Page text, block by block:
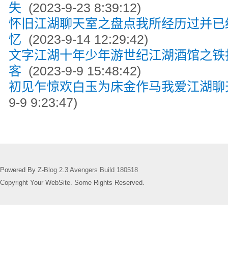
失 (2023-9-23 8:39:12)
怀旧江湖聊天室之盘点我所经历过并
忆 (2023-9-14 12:29:42)
文字江湖十年少年游世纪江湖酒馆之
客 (2023-9-9 15:48:42)
初见乍惊欢白玉为床金作马我爱江湖
9-9 9:23:47)
Powered By Z-Blog 2.3 Avengers Build 180518
Copyright Your WebSite. Some Rights Reserved.